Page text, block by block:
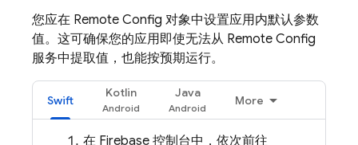
您应在 Remote Config 对象中设置应用内默认参数
值。这可确保您的应用即使无法从 Remote Config
服务中提取值，也能按预期运行。
Swift
Kotlin Java
More
在 Firebase 控制台中，依次前往